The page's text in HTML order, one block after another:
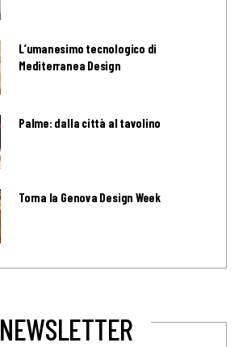
L’umanesimo tecnologico di
Mediterranea Design
Palme: dalla città al tavolino
Torna la Genova Design Week
NEWSLETTER